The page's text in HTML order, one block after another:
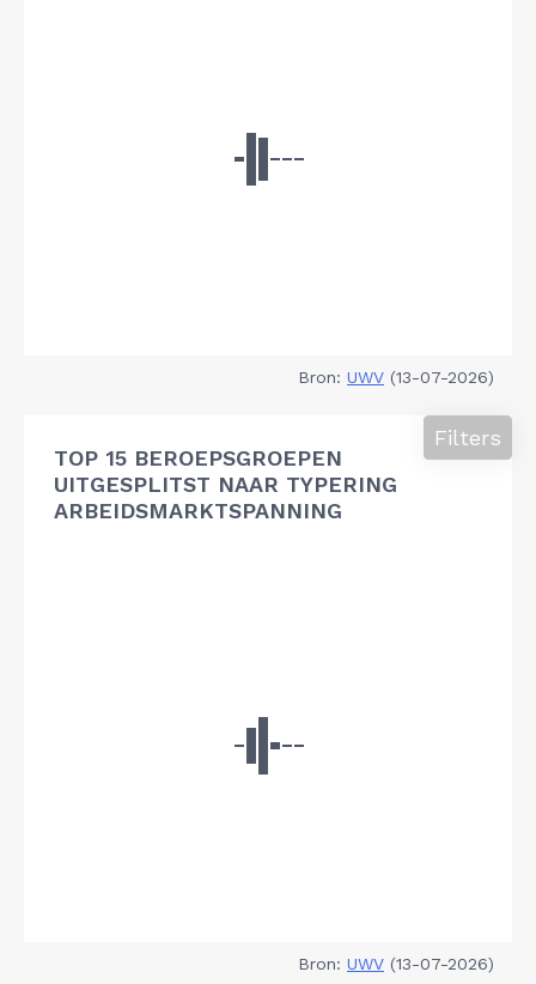
Bron: UWV (13-07-2026)
TOP 15 BEROEPSGROEPEN
UITGESPLITST NAAR TYPERING
ARBEIDSMARKTSPANNING
Filters
Bron: UWV (13-07-2026)